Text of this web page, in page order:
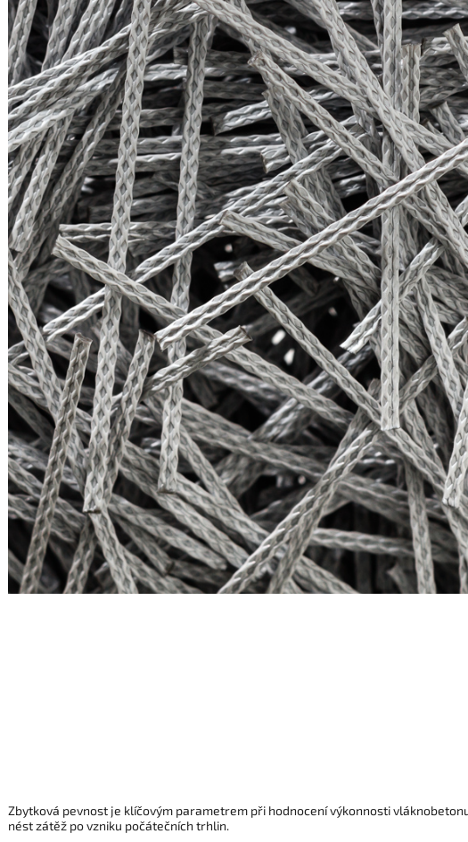
Zbytková pevnost je klíčovým parametrem při hodnocení výkonnosti
nést zátěž po vzniku počátečních trhlin.